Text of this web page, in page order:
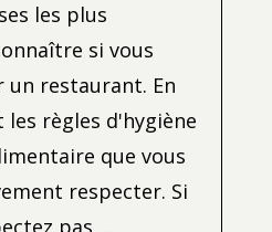
les plus
si vous
un restaurant. En
règles d'hygiène
que vous
respecter. Si